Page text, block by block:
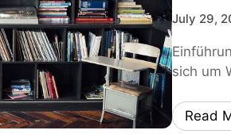
July 29,
sich um
Read